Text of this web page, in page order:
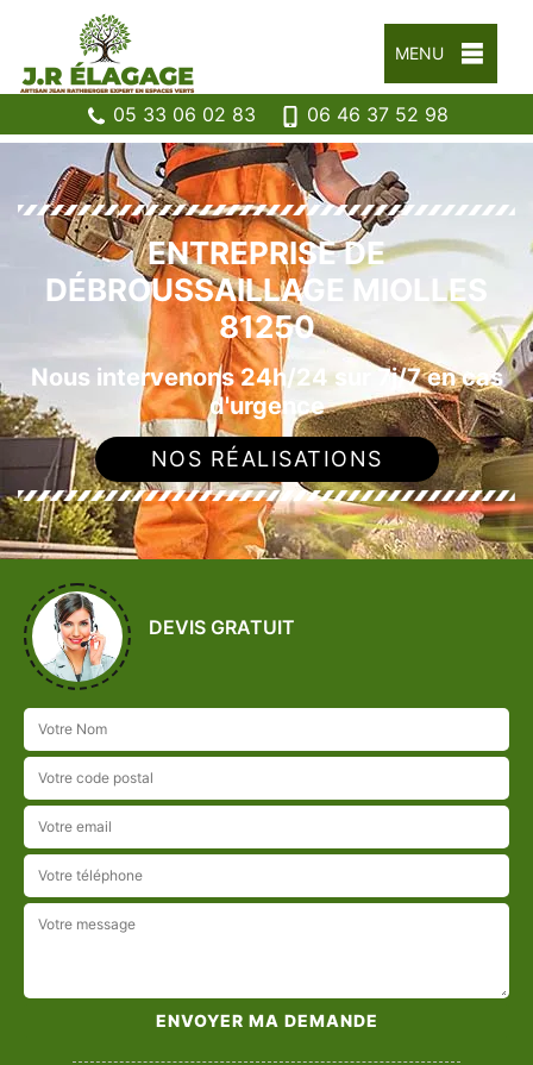
MENU
05 33 06 02 83 06 46 37 52 98
ENTREPRISE DE
DÉBROUSSAILLAGE MIOLLES
81250
Nous intervenons 24h/24 sur 7j/7 en cas
d'urgence
NOS RÉALISATIONS
DEVIS GRATUIT